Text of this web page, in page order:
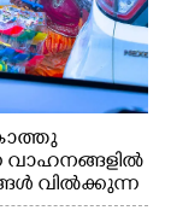
വാഹനങ്ങളിൽ
വിൽക്കുന്ന
ഇടപ്പള്ളി